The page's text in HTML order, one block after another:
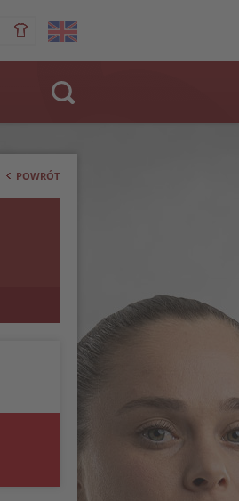
POWRÓT